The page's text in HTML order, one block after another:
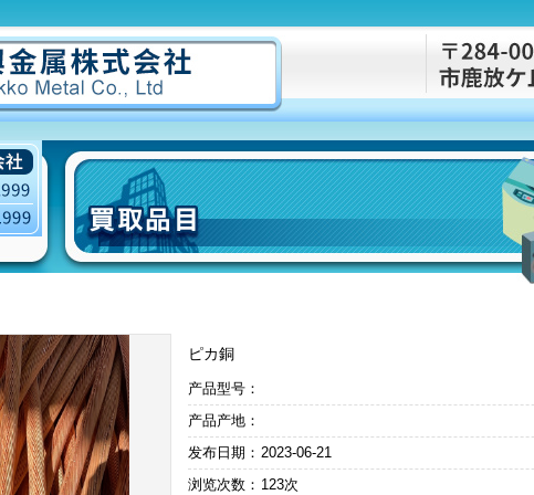
ピカ銅
产品型号：
产品产地：
发布日期： 2023-06-21
浏览次数： 123次